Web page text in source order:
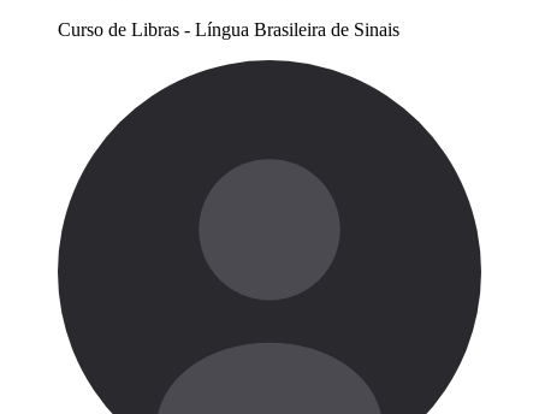
Curso de Libras - Língua Brasileira de Sinais